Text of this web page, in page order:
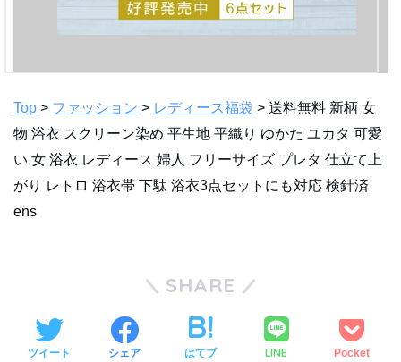
Top > ファッション > レディース福袋 > 送料無料 新柄 女
物 浴衣 スクリーン染め 平生地 平織り ゆかた ユカタ 可愛
い 女 浴衣 レディース 婦人 フリーサイズ プレタ 仕立て上
がり レトロ 浴衣帯 下駄 浴衣3点セットにも対応 検針済
ens
SHARE
ツイート シェア はてブ LINE Pocket